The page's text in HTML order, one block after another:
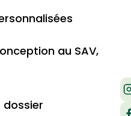
au SAV,
dossier